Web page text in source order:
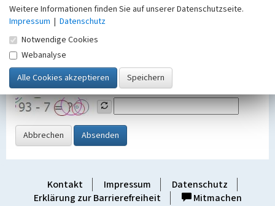
Nachricht
SicherheitsabfrageTragen Sie unten das Rechenergebnis aus der
Grafik ein
Abbrechen Absenden
Kontakt Impressum
Datenschutz
Erklärung zur Barrierefreiheit
Mitmachen
Weitere Informationen finden Sie auf unserer Datenschutzseite.
Impressum | Datenschutz
Notwendige Cookies
Webanalyse